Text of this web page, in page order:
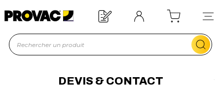
équipement ? Devis rapide !
DEVIS & CONTACT